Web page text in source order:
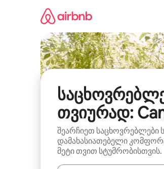
თვიურად:
შეარჩიეთ საცხოვრებლები
დამახასიათებელი
მეტი თვით სტუმრობისთვის.